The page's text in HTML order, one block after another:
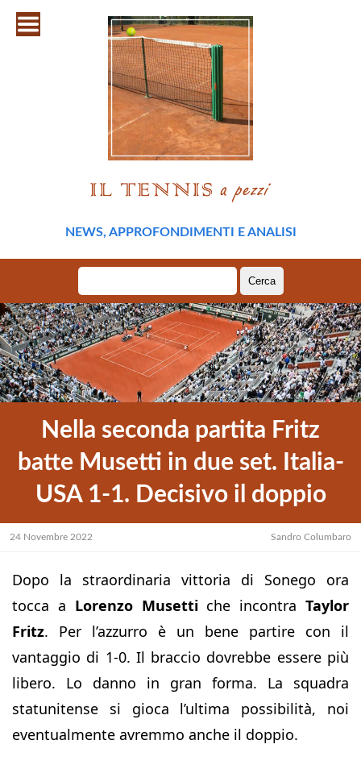
NEWS, APPROFONDIMENTI E ANALISI
per:
Nella seconda partita Fritz
batte Musetti in due set. Italia-
USA 1-1. Decisivo il doppio
24 Novembre 2022 Sandro Columbaro
Dopo la straordinaria vittoria di Sonego ora
tocca a Lorenzo Musettiche incontraTaylor
Fritz. Per l’azzurro è un bene partire con il
vantaggio di 1-0. Il braccio dovrebbe essere più
libero. Lo danno in gran forma. La squadra
statunitense si gioca l’ultima possibilità, noi
eventualmente avremmo anche il doppio.